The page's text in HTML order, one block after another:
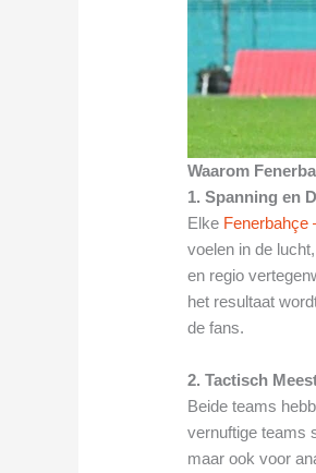
Waarom
1. Spanning en
Elke Fenerbahçe
voelen in de
en regio
het resultaat
de fans.
2. Tactisch
Beide teams
vernuftige teams
maar ook voor